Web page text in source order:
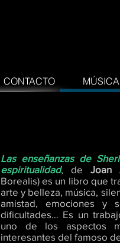
Las enseñanzas de
espiritualidad, de Joan
Borealis) es un libro que
arte y belleza, música,
amistad, emociones y
dificultades… Es un
uno de los aspectos
interesantes del famoso
CONTACTO MÚSICA